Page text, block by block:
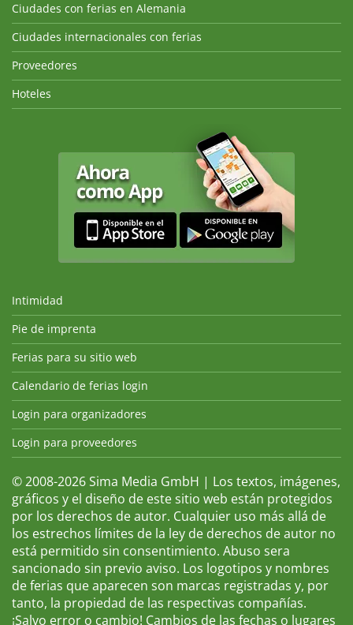
Ciudades con ferias en Alemania
Ciudades internacionales con ferias
Proveedores
Hoteles
Intimidad
Pie de imprenta
Ferias para su sitio web
Calendario de ferias login
Login para organizadores
Login para proveedores
© 2008-2026 Sima Media GmbH | Los textos, imágenes,
gráficos y el diseño de este sitio web están protegidos
por los derechos de autor. Cualquier uso más allá de
los estrechos límites de la ley de derechos de autor no
está permitido sin consentimiento. Abuso sera
sancionado sin previo aviso. Los logotipos y nombres
de ferias que aparecen son marcas registradas y, por
tanto, la propiedad de las respectivas compañías.
¡Salvo error o cambio! Cambios de las fechas o lugares